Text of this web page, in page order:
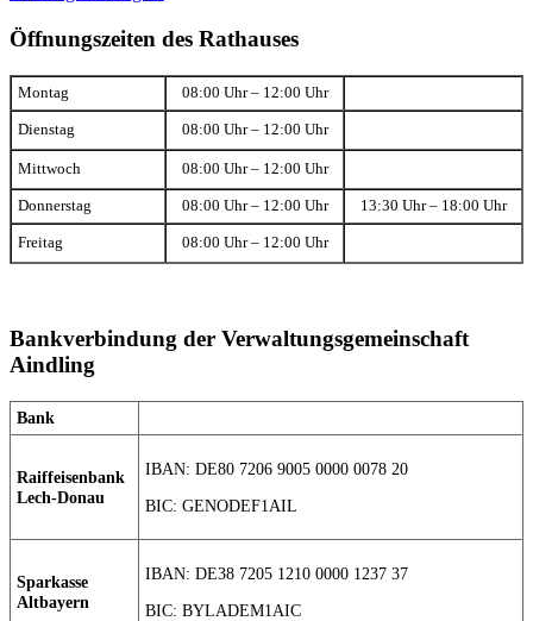
Öffnungszeiten des Rathauses
Montag 08:00 Uhr – 12:00 Uhr
Dienstag 08:00 Uhr – 12:00 Uhr
Mittwoch 08:00 Uhr – 12:00 Uhr
Donnerstag 08:00 Uhr – 12:00 Uhr 13:30 Uhr – 18:00 Uhr
Freitag 08:00 Uhr – 12:00 Uhr
Bankverbindung der Verwaltungsgemeinschaft
Aindling
Bank
Raiffeisenbank
Lech-Donau
IBAN: DE80 7206 9005 0000 0078 20
BIC: GENODEF1AIL
Sparkasse
Altbayern
IBAN: DE38 7205 1210 0000 1237 37
BIC: BYLADEM1AIC